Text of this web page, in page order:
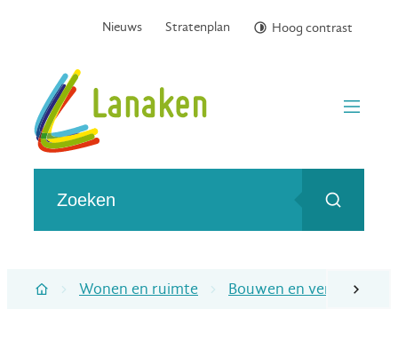
Naar inhoudNieuws Stratenplan Hoog contrast
Gemeente Lanaken
Zoeken
menu
scroll
Startpagina
Wonen en ruimte Bouwen en verbouwen